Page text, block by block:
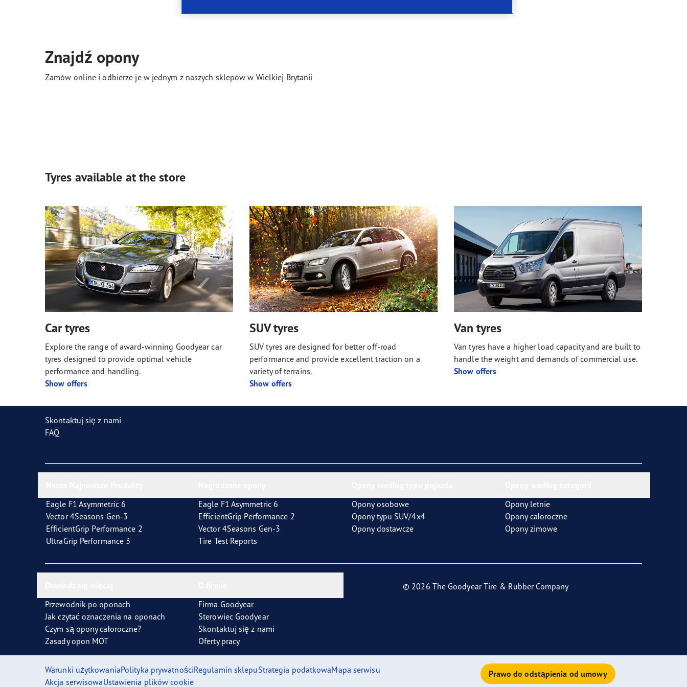
Znajdź opony
Zamów online i odbierze je w jednym z naszych sklepów w Wielkiej Brytanii
Tyres available at the store
Car tyres
Explore the range of award-winning Goodyear car
tyres designed to provide optimal vehicle
performance and handling.
Show offers
SUV tyres
SUV tyres are designed for better off-road
performance and provide excellent traction on a
variety of terrains.
Show offers
Van tyres
Van tyres have a higher load capacity and are built to
handle the weight and demands of commercial use.
Show offers
Skontaktuj się z nami
FAQ
Eagle F1 Asymmetric 6
Vector 4Seasons Gen-3
EfficientGrip Performance 2
UltraGrip Performance 3
Eagle F1 Asymmetric 6
EfficientGrip Performance 2
Vector 4Seasons Gen-3
Tire Test Reports
Opony osobowe
Opony typu SUV/4x4
Opony dostawcze
Opony letnie
Opony całoroczne
Opony zimowe
Przewodnik po oponach
Jak czytać oznaczenia na oponach
Czym są opony całoroczne?
Zasady opon MOT
Firma Goodyear
Sterowiec Goodyear
Skontaktuj się z nami
Oferty pracy
© 2026 The Goodyear Tire & Rubber Company
Warunki użytkowaniaPolityka prywatnościRegulamin sklepuStrategia podatkowaMapa serwisu
Akcja serwisowaUstawienia plików cookie
Prawo do odstąpienia od umowy